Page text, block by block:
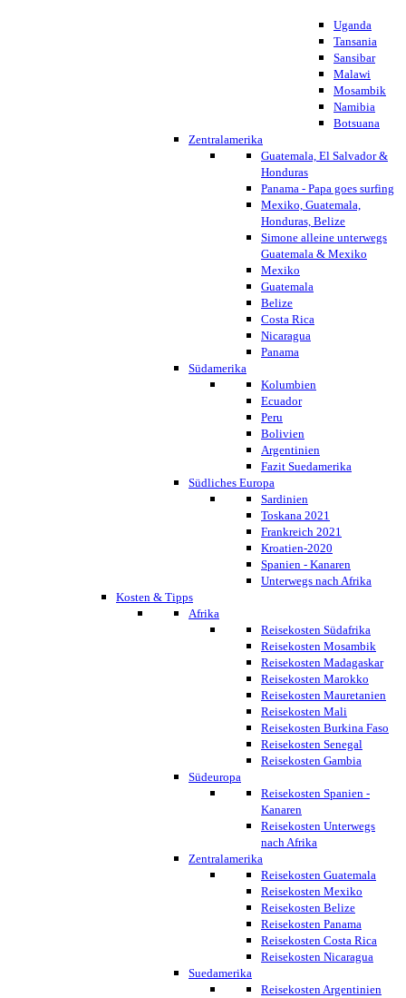
Uganda
Tansania
Sansibar
Malawi
Mosambik
Namibia
Botsuana
Zentralamerika
Guatemala, El Salvador &
Honduras
Panama - Papa goes surfing
Mexiko, Guatemala,
Honduras, Belize
Simone alleine unterwegs
Guatemala & Mexiko
Mexiko
Guatemala
Belize
Costa Rica
Nicaragua
Panama
Südamerika
Kolumbien
Ecuador
Peru
Bolivien
Argentinien
Fazit Suedamerika
Südliches Europa
Sardinien
Toskana 2021
Frankreich 2021
Kroatien-2020
Spanien - Kanaren
Unterwegs nach Afrika
Kosten & Tipps
Afrika
Reisekosten Südafrika
Reisekosten Mosambik
Reisekosten Madagaskar
Reisekosten Marokko
Reisekosten Mauretanien
Reisekosten Mali
Reisekosten Burkina Faso
Reisekosten Senegal
Reisekosten Gambia
Südeuropa
Reisekosten Spanien -
Kanaren
Reisekosten Unterwegs
nach Afrika
Zentralamerika
Reisekosten Guatemala
Reisekosten Mexiko
Reisekosten Belize
Reisekosten Panama
Reisekosten Costa Rica
Reisekosten Nicaragua
Suedamerika
Reisekosten Argentinien